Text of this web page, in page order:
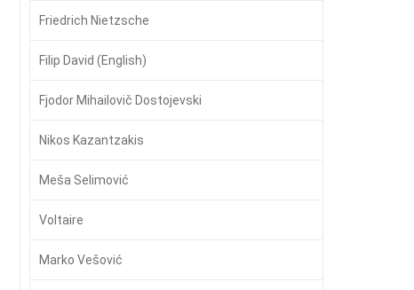
Friedrich Nietzsche
Filip David (English)
Fjodor Mihailovič Dostojevski
Nikos Kazantzakis
Meša Selimović
Voltaire
Marko Vešović